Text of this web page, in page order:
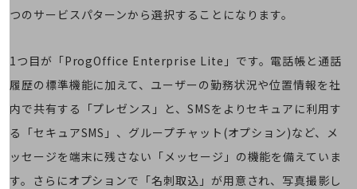
社長からのご挨拶
会社案内パンフレット
ニュースルームTOP
ニュースリリース
つのサービスパターンから選択することになります。
1つ目が「ProgOffice Enterprise Lite」です。電話帳と通話
履歴の標準機能に加えて、ユーザーの勤務状況や位置情報を社
内で共有する「プレゼンス」と、SMSをよりセキュアに利用す
る「セキュアSMS」、グループチャット(オプション)など、メ
ッセージを端末に残さない「メッセージ」の機能を備えていま
す。さらにオプションで「名刺取込」が用意され、写真撮影し